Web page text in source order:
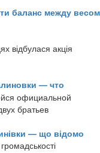
баланс между весом
відбулася акція
— что
официальной
братьев
— що відомо